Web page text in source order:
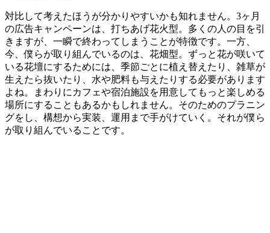
対比して考えたほうが分かりやすいかも知れません。3ヶ月
の広告キャンペーンは、打ちあげ花火型。多くの人の目を引
きますが、一瞬で終わってしまうことが特徴です。一方、
今、僕らが取り組んでいるのは、花畑型。ずっと花が咲いて
いる花壇にするためには、季節ごとに植え替えたり、雑草が
生えたら抜いたり、水や肥料も与えたりする必要があります
よね。まわりにカフェや宿泊施設を用意してもっと楽しめる
場所にすることもあるかもしれません。そのためのプラニン
グをし、構想から実装、運用まで手がけていく。それが僕ら
が取り組んでいることです。